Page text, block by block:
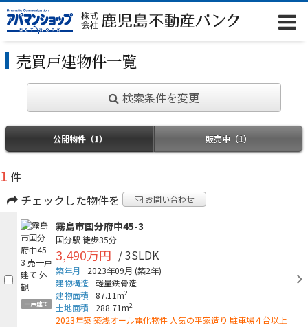
売買戸建物件一覧
検索条件を変更
公開物件（1） 販売中（1）
1 件
チェックした物件を
お問い合わせ
一戸建て
霧島市国分府中45-3
国分駅 徒歩35分
3,490万円 / 3SLDK
築年月 2023年09月 (築2年)
建物構造 軽量鉄骨造
建物面積
87.11m2
土地面積 288.71m2
2023年築 築浅オール電化物件 人気の平家造り 駐車場４台以上